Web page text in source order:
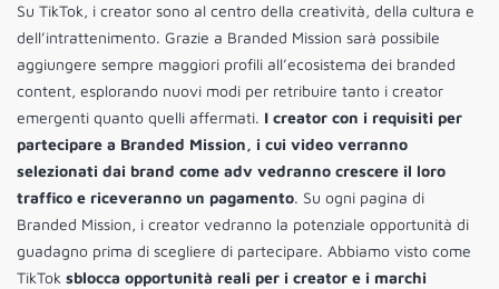
Su TikTok, i creator sono al centro della creatività, della cultura e
dell’intrattenimento. Grazie a Branded Mission sarà possibile
aggiungere sempre maggiori profili all’ecosistema dei branded
content, esplorando nuovi modi per retribuire tanto i creator
emergenti quanto quelli affermati. I creator con i requisiti per
partecipare a Branded Mission, i cui video verranno
selezionati dai brand come adv vedranno crescere il loro
traffico e riceveranno un pagamento. Su ogni pagina di
Branded Mission, i creator vedranno la potenziale opportunità di
guadagno prima di scegliere di partecipare. Abbiamo visto come
TikTok sblocca opportunità reali per i creator e i marchi